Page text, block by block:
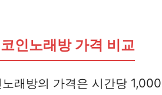
인노래방 가격 비교
래방의 가격은 시간당